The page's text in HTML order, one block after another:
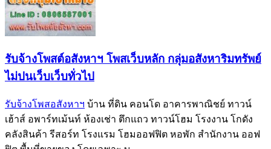
รับจ้างโพสต์อสังหาฯ โพสเว็บหลัก กลุ่มอสังหาริมทรัพย์
ไม่ปนเว็บเว็บทั่วไป
รับจ้างโพสอสังหาฯ บ้าน ที่ดิน คอนโด อาคารพาณิชย์ ทาวน์
เฮ้าส์ อพาร์ทเม้นท์ ห้องเช่า ตึกแถว ทาวน์โฮม โรงงาน โกดัง
คลังสินค้า รีสอร์ท โรงแรม โฮมออฟฟิต หอพัก สำนักงาน ออฟ